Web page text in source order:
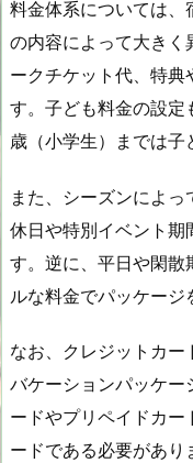
料金体系については、
の内容によって大きく
ークチケット代、特典
す。子ども料金の設定
歳（小学生）までは子
また、シーズンによっ
休日や特別イベント期
す。逆に、平日や閑散
ルな料金でパッケージ
なお、クレジットカー
バケーションパッケー
ードやプリペイドカー
ードである必要があり